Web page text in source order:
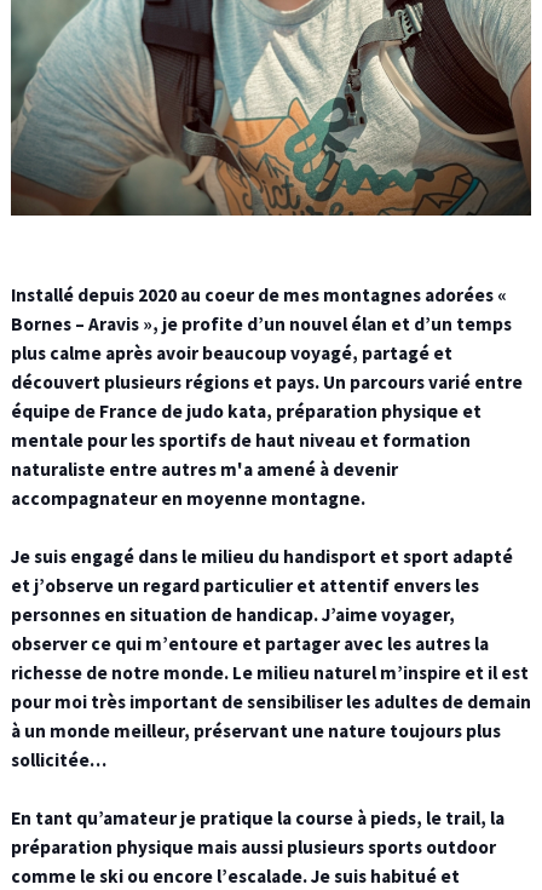
Installé depuis 2020 au coeur de mes montagnes adorées «
Bornes – Aravis », je profite d’un nouvel élan et d’un temps
plus calme après avoir beaucoup voyagé, partagé et
découvert plusieurs régions et pays. Un parcours varié entre
équipe de France de judo kata, préparation physique et
mentale pour les sportifs de haut niveau et formation
naturaliste entre autres m'a amené à devenir
accompagnateur en moyenne montagne.
Je suis engagé dans le milieu du handisport et sport adapté
et j’observe un regard particulier et attentif envers les
personnes en situation de handicap. J’aime voyager,
observer ce qui m’entoure et partager avec les autres la
richesse de notre monde. Le milieu naturel m’inspire et il est
pour moi très important de sensibiliser les adultes de demain
à un monde meilleur, préservant une nature toujours plus
sollicitée…
En tant qu’amateur je pratique la course à pieds, le trail, la
préparation physique mais aussi plusieurs sports outdoor
comme le ski ou encore l’escalade. Je suis habitué et